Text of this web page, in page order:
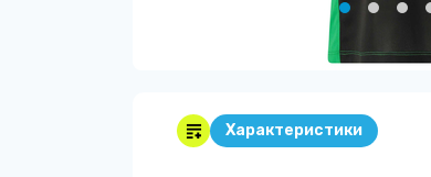
Характеристики